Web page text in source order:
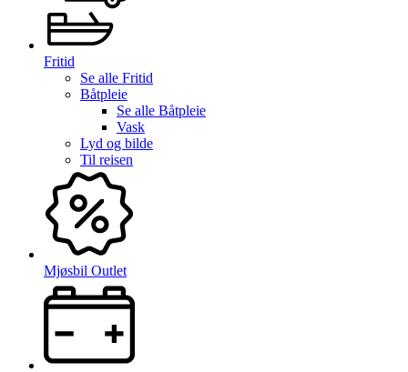
Fritid
Se alle Fritid
Båtpleie
Se alle Båtpleie
Vask
Lyd og bilde
Til reisen
Mjøsbil Outlet